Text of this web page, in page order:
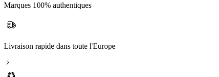
Marques 100% authentiques
Livraison rapide dans toute l'Europe